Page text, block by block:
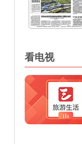
看电视